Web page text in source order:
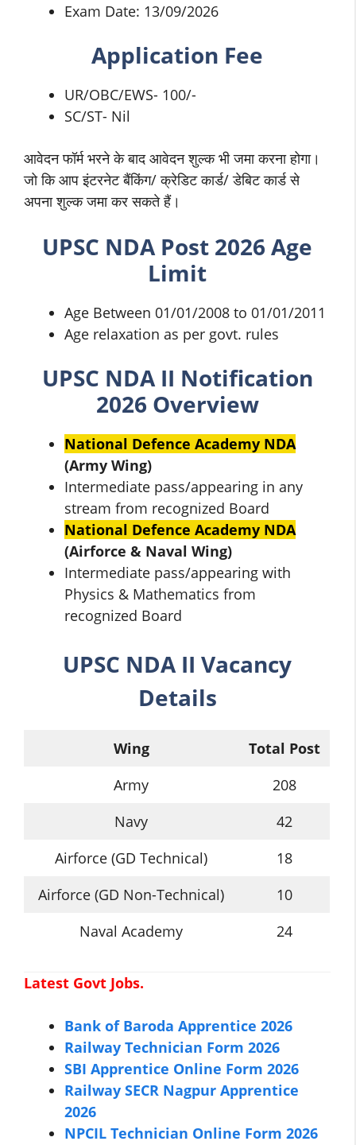
Exam Date: 13/09/2026
Application Fee
UR/OBC/EWS- 100/-
SC/ST- Nil
आवेदन फॉर्म भरने के बाद आवेदन शुल्क भी जमा करना होगा।
जो कि आप इंटरनेट बैंकिंग/ क्रेडिट कार्ड/ डेबिट कार्ड से
अपना शुल्क जमा कर सकते हैं।
UPSC NDA Post 2026 Age
Limit
Age Between 01/01/2008 to 01/01/2011
Age relaxation as per govt. rules
UPSC NDA II Notification
2026 Overview
National Defence Academy NDA
(Army Wing)
Intermediate pass/appearing in any
stream from recognized Board
National Defence Academy NDA
(Airforce & Naval Wing)
Intermediate pass/appearing with
Physics & Mathematics from
recognized Board
UPSC NDA II Vacancy
Details
Wing
Total Post
Army
208
Navy
42
Airforce (GD Technical)
18
Airforce (GD Non-Technical)
10
Naval Academy
24
Latest Govt Jobs.
Bank of Baroda Apprentice 2026
Railway Technician Form 2026
SBI Apprentice Online Form 2026
Railway SECR Nagpur Apprentice
2026
NPCIL Technician Online Form 2026